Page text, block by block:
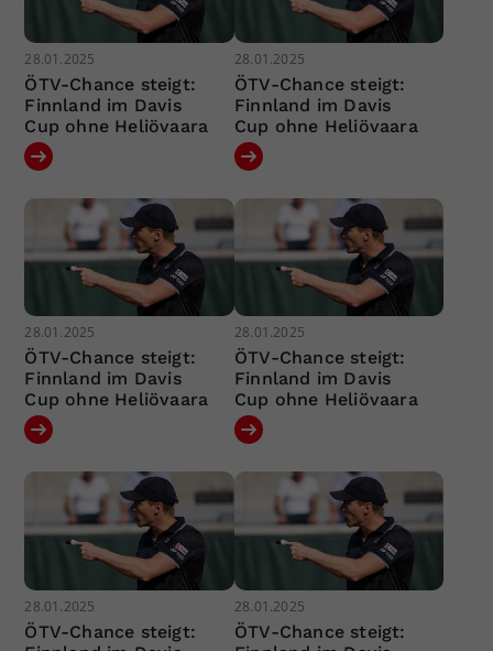
28.01.2025
ÖTV-Chance steigt:
Finnland im Davis
Cup ohne Heliövaara
28.01.2025
ÖTV-Chance steigt:
Finnland im Davis
Cup ohne Heliövaara
28.01.2025
ÖTV-Chance steigt:
Finnland im Davis
Cup ohne Heliövaara
28.01.2025
ÖTV-Chance steigt:
Finnland im Davis
Cup ohne Heliövaara
28.01.2025
ÖTV-Chance steigt:
28.01.2025
ÖTV-Chance steigt: